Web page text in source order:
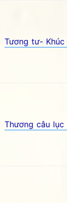
Tương tư- Khúc
kỷ niệm Phố núi
Thương câu
Cửu - Góc kỷ